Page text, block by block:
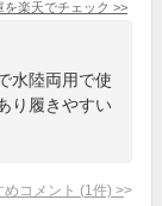
を楽天でチェック >>
水陸両用で使
り履きやすい
コメント (1 件) >